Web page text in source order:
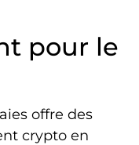
pour le
offre des
crypto en